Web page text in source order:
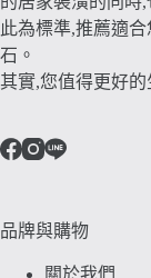
此為標準,推薦適
石。
其實,您值得更好的
品牌與購物
關於我們